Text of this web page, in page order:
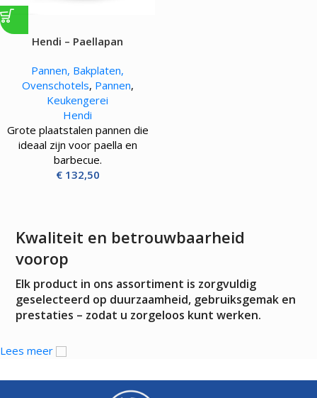
Hendi – Paellapan
Pannen, Bakplaten,
Ovenschotels, Pannen,
Keukengerei
Hendi
Grote plaatstalen pannen die
ideaal zijn voor paella en
barbecue.
€132,50
Kwaliteit en betrouwbaarheid
voorop
Elk product in ons assortiment is zorgvuldig
geselecteerd op duurzaamheid, gebruiksgemak en
prestaties – zodat u zorgeloos kunt werken.
Lees meer